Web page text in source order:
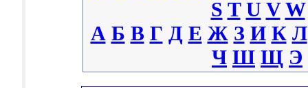
S T U V W
А Б В Г Д Е Ж З И К Л
Ч Ш Щ Э